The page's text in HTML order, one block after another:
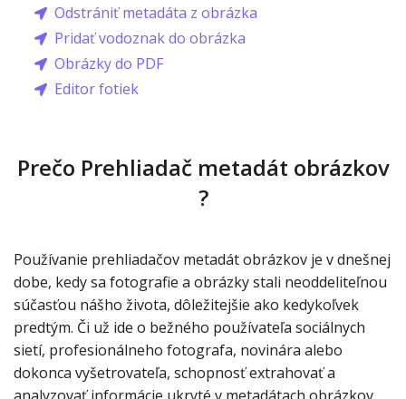
Odstrániť metadáta z obrázka
Pridať vodoznak do obrázka
Obrázky do PDF
Editor fotiek
Prečo Prehliadač metadát obrázkov
?
Používanie prehliadačov metadát obrázkov je v dnešnej
dobe, kedy sa fotografie a obrázky stali neoddeliteľnou
súčasťou nášho života, dôležitejšie ako kedykoľvek
predtým. Či už ide o bežného používateľa sociálnych
sietí, profesionálneho fotografa, novinára alebo
dokonca vyšetrovateľa, schopnosť extrahovať a